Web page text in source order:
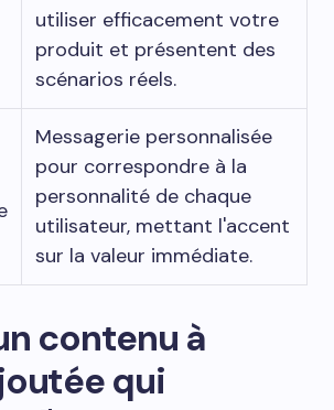
utiliser efficacement votre
produit et présentent des
scénarios réels.
Messagerie personnalisée
pour correspondre à la
personnalité de chaque
utilisateur, mettant l'accent
sur la valeur immédiate.
contenu à
qui